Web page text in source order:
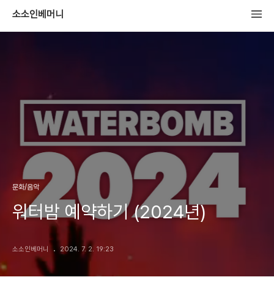
소소인베머니
문화/음악
워터밤 예약하기 (2024년)
소소인베머니 2024. 7. 2. 19:23